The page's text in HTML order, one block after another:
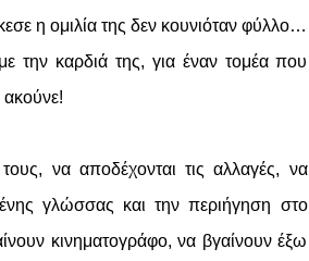
η ομιλία της δεν κουνιόταν φύλλο…
την καρδιά της, για έναν τομέα που
να αποδέχονται τις αλλαγές, να
γλώσσας και την περιήγηση στο
κινηματογράφο, να βγαίνουν έξω